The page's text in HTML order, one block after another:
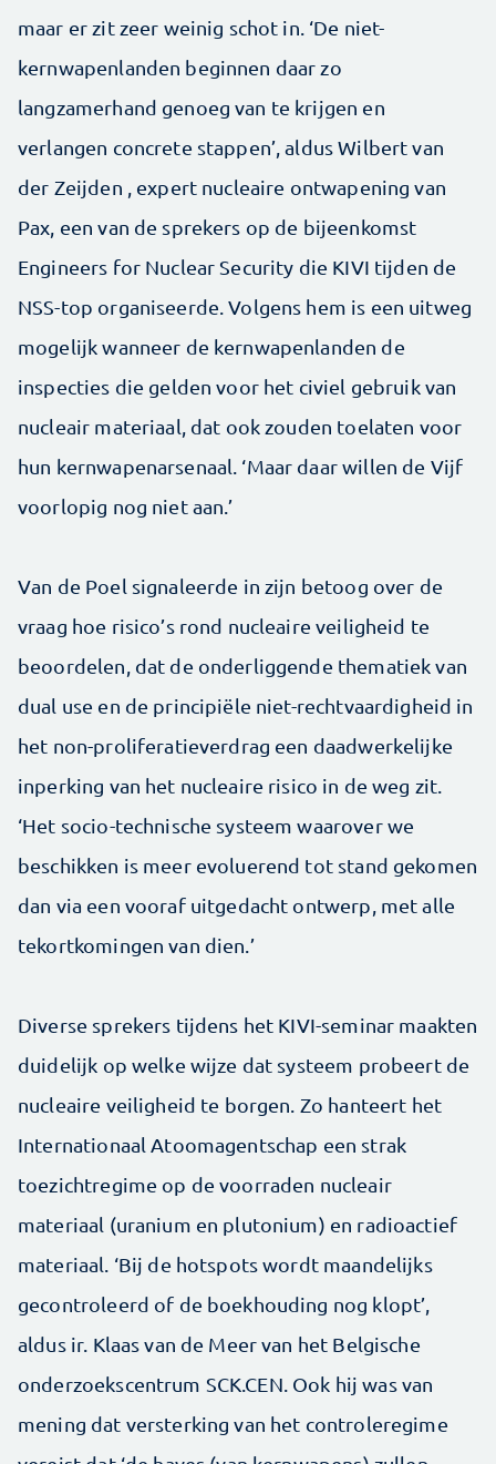
maar er zit zeer weinig schot in. ‘De niet-
kernwapenlanden beginnen daar zo
langzamerhand genoeg van te krijgen en
verlangen concrete stappen’, aldus Wilbert van
der Zeijden , expert nucleaire ontwapening van
Pax, een van de sprekers op de bijeenkomst
Engineers for Nuclear Security die KIVI tijden de
NSS-top organiseerde. Volgens hem is een uitweg
mogelijk wanneer de kernwapenlanden de
inspecties die gelden voor het civiel gebruik van
nucleair materiaal, dat ook zouden toelaten voor
hun kernwapenarsenaal. ‘Maar daar willen de Vijf
voorlopig nog niet aan.’
Van de Poel signaleerde in zijn betoog over de
vraag hoe risico’s rond nucleaire veiligheid te
beoordelen, dat de onderliggende thematiek van
dual use en de principiële niet-rechtvaardigheid in
het non-proliferatieverdrag een daadwerkelijke
inperking van het nucleaire risico in de weg zit.
‘Het socio-technische systeem waarover we
beschikken is meer evoluerend tot stand gekomen
dan via een vooraf uitgedacht ontwerp, met alle
tekortkomingen van dien.’
Diverse sprekers tijdens het KIVI-seminar maakten
duidelijk op welke wijze dat systeem probeert de
nucleaire veiligheid te borgen. Zo hanteert het
Internationaal Atoomagentschap een strak
toezichtregime op de voorraden nucleair
materiaal (uranium en plutonium) en radioactief
materiaal. ‘Bij de hotspots wordt maandelijks
gecontroleerd of de boekhouding nog klopt’,
aldus ir. Klaas van de Meer van het Belgische
onderzoekscentrum SCK.CEN. Ook hij was van
mening dat versterking van het controleregime